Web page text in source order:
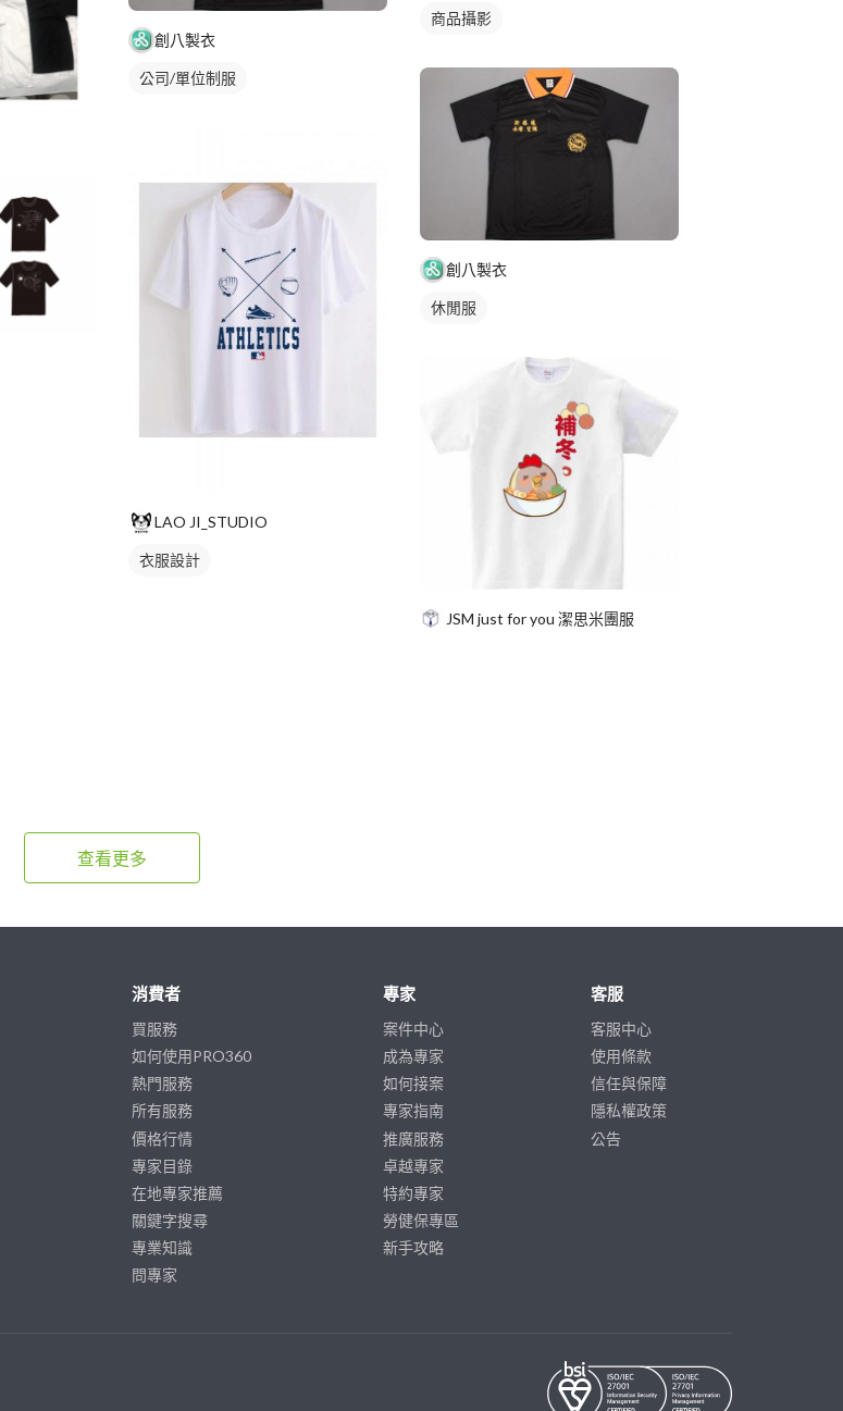
創八製衣
公司/單位制服
LAO JI_STUDIO
衣服設計
商品攝影
創八製衣
休閒服
JSM just for you 潔思米團服
查看更多
消費者
買服務
如何使用PRO360
熱門服務
所有服務
價格行情
專家目錄
在地專家推薦
關鍵字搜尋
專業知識
問專家
專家
案件中心
成為專家
如何接案
專家指南
推廣服務
卓越專家
特約專家
勞健保專區
新手攻略
客服
客服中心
使用條款
信任與保障
隱私權政策
公告